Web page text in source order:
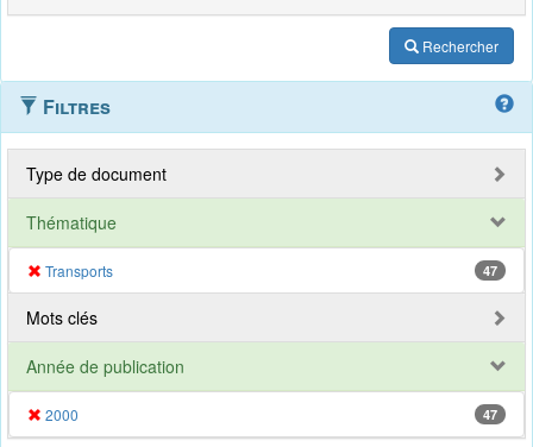
Rechercher
Filtres
Type de document
Thématique
Transports 47
Mots clés
Année de publication
2000 47